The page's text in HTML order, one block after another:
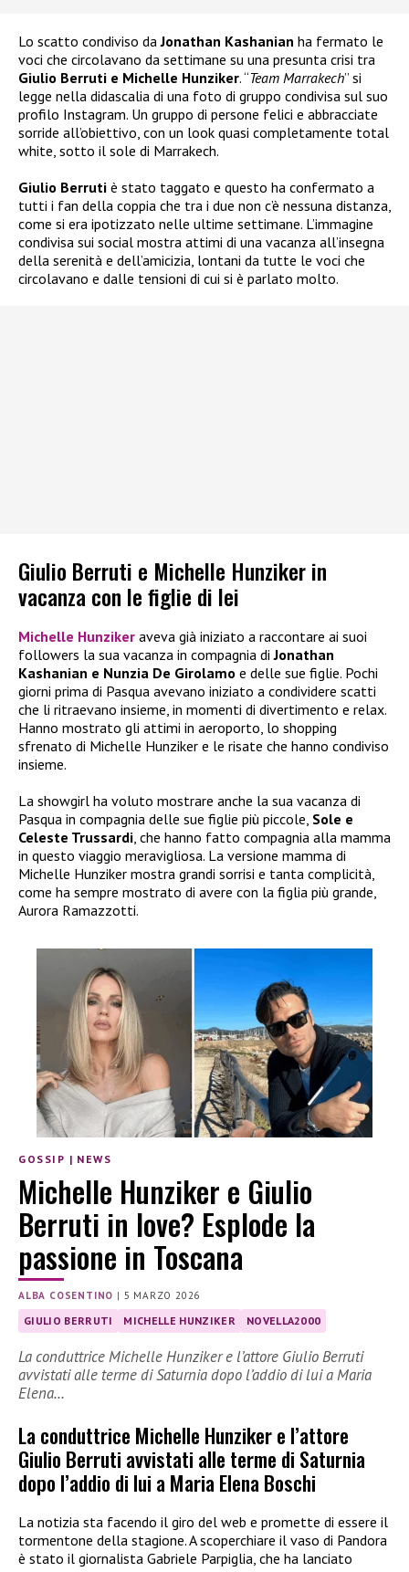
Lo scatto condiviso da Jonathan Kashanian ha fermato le
voci che circolavano da settimane su una presunta crisi tra
Giulio Berruti e Michelle Hunziker. “Team Marrakech” si
legge nella didascalia di una foto di gruppo condivisa sul suo
profilo Instagram. Un gruppo di persone felici e abbracciate
sorride all’obiettivo, con un look quasi completamente total
white, sotto il sole di Marrakech.
Giulio Berruti è stato taggato e questo ha confermato a
tutti i fan della coppia che tra i due non c’è nessuna distanza,
come si era ipotizzato nelle ultime settimane. L’immagine
condivisa sui social mostra attimi di una vacanza all’insegna
della serenità e dell’amicizia, lontani da tutte le voci che
circolavano e dalle tensioni di cui si è parlato molto.
Giulio Berruti e Michelle Hunziker in
vacanza con le figlie di lei
Michelle Hunziker aveva già iniziato a raccontare ai suoi
followers la sua vacanza in compagnia diJonathan
Kashanian e Nunzia De Girolamo e delle sue figlie. Pochi
giorni prima di Pasqua avevano iniziato a condividere scatti
che li ritraevano insieme, in momenti di divertimento e relax.
Hanno mostrato gli attimi in aeroporto, lo shopping
sfrenato di Michelle Hunziker e le risate che hanno condiviso
insieme.
La showgirl ha voluto mostrare anche la sua vacanza di
Pasqua in compagnia delle sue figlie più piccole, Sole e
Celeste Trussardi, che hanno fatto compagnia alla mamma
in questo viaggio meravigliosa. La versione mamma di
Michelle Hunziker mostra grandi sorrisi e tanta complicità,
come ha sempre mostrato di avere con la figlia più grande,
Aurora Ramazzotti.
GOSSIP | NEWS
Michelle Hunziker e Giulio
Berruti in love? Esplode la
passione in Toscana
ALBA COSENTINO | 5 MARZO 2026
GIULIO BERRUTI MICHELLE HUNZIKER NOVELLA2000
La conduttrice Michelle Hunziker e l’attore Giulio Berruti
avvistati alle terme di Saturnia dopo l’addio di lui a Maria
Elena…
La conduttrice Michelle Hunziker e l’attore
Giulio Berruti avvistati alle terme di Saturnia
dopo l’addio di lui a Maria Elena Boschi
La notizia sta facendo il giro del web e promette di essere il
tormentone della stagione. A scoperchiare il vaso di Pandora
è stato il giornalista Gabriele Parpiglia, che ha lanciato